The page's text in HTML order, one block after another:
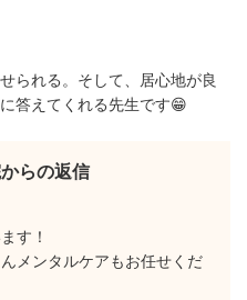
られる。そして、居心地が良
答えてくれる先生です😁
らの返信
す！
メンタルケアもお任せくだ